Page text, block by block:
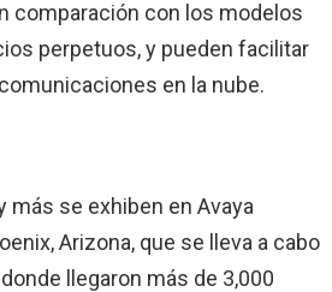
comparación con los modelos
perpetuos, y pueden facilitar
en la nube.
más se exhiben en Avaya
Arizona, que se lleva a cabo
llegaron más de 3,000